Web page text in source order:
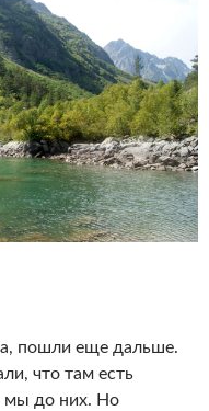
пошли еще дальше.
что там есть
мы до них. Но